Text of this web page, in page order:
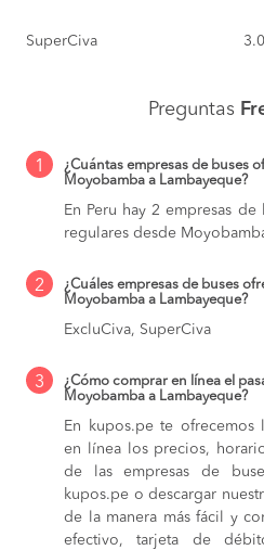
SuperCiva 3.0
Preguntas
1
¿Cuántas empresas de buses
Moyobamba a Lambayeque?
En Peru hay 2 empresas
regulares desde
2
¿Cuáles empresas de buses
Moyobamba a Lambayeque?
ExcluCiva, SuperCiva
3
¿Cómo comprar en línea el
Moyobamba a Lambayeque?
En kupos.pe te
en línea los precios,
de las empresas de
kupos.pe o descargar
de la manera más fácil y
efectivo, tarjeta de